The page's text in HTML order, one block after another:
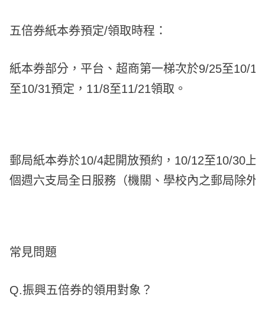
五倍券紙本券預定/領取時程：
紙本券部分，平台、超商第一梯次於9/25至10/1
至10/31預定，11/8至11/21領取。
郵局紙本券於10/4起開放預約，10/12至10/30上
個週六支局全日服務（機關、學校內之郵局除外
常見問題
Q.振興五倍券的領用對象？